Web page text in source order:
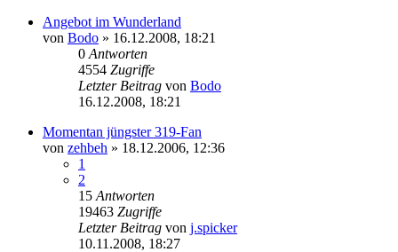
Angebot im Wunderland
von Bodo » 16.12.2008, 18:21
0 Antworten
4554 Zugriffe
Letzter Beitrag von Bodo
16.12.2008, 18:21
Momentan jüngster 319-Fan
von zehbeh » 18.12.2006, 12:36
1
2
15 Antworten
19463 Zugriffe
Letzter Beitrag von j.spicker
10.11.2008, 18:27